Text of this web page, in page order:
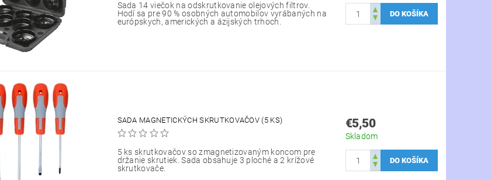
Sada 14 viečok na odskrutkovanie olejových filtrov.
Hodí sa pre 90 % osobných automobilov vyrábaných na
európskych, amerických a ázijských trhoch.
SADA MAGNETICKÝCH SKRUTKOVAČOV (5 KS)
5 ks skrutkovačov so zmagnetizovaným koncom pre
držanie skrutiek. Sada obsahuje 3 ploché a 2 krížové
skrutkovače.
€5,50
Skladom